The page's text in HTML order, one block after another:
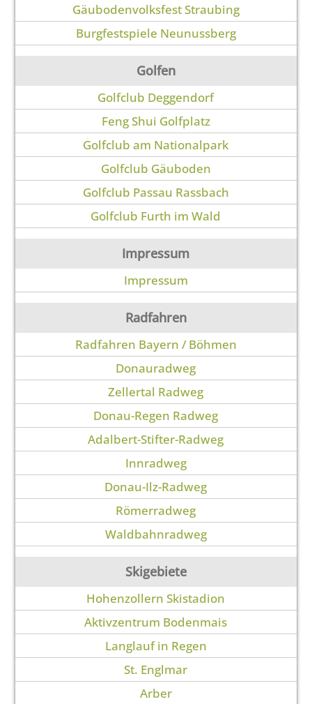
Gäubodenvolksfest Straubing
Burgfestspiele Neunussberg
Golfen
Golfclub Deggendorf
Feng Shui Golfplatz
Golfclub am Nationalpark
Golfclub Gäuboden
Golfclub Passau Rassbach
Golfclub Furth im Wald
Impressum
Impressum
Radfahren
Radfahren Bayern / Böhmen
Donauradweg
Zellertal Radweg
Donau-Regen Radweg
Adalbert-Stifter-Radweg
Innradweg
Donau-Ilz-Radweg
Römerradweg
Waldbahnradweg
Skigebiete
Hohenzollern Skistadion
Aktivzentrum Bodenmais
Langlauf in Regen
St. Englmar
Arber